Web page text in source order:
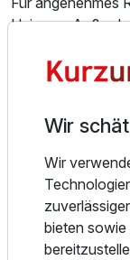
Heizung.
Die Ausstattung
Es stehen
Auswahl, wie ein
Frühstück
Wellness &
Wir
Wir
bieten sowie